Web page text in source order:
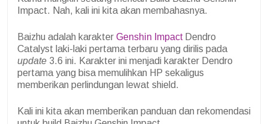
Impact. Nah, kali ini kita akan membahasnya.
Baizhu adalah karakter Genshin ImpactDendro
Catalyst laki-laki pertama terbaru yang dirilis pada
update 3.6 ini. Karakter ini menjadi karakter Dendro
pertama yang bisa memulihkan HP sekaligus
memberikan perlindungan lewat shield.
Kali ini kita akan memberikan panduan dan rekomendasi